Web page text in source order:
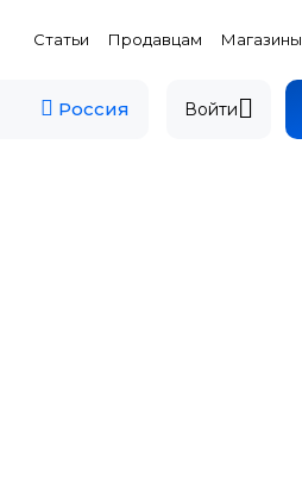
Статьи Продавцам Магазины
Россия Войти